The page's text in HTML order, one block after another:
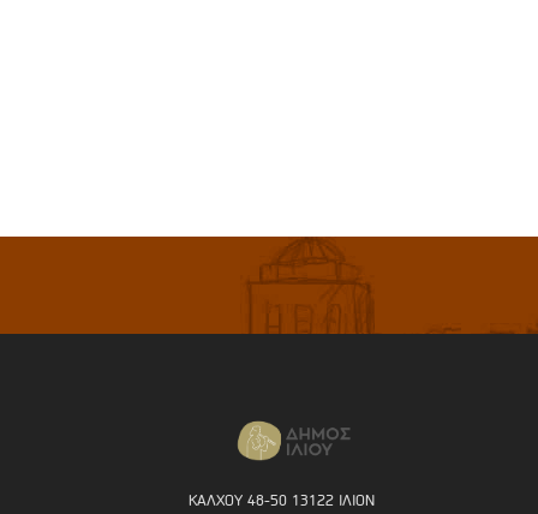
ΚΑΛΧΟΥ 48-50 13122 ΙΛΙΟΝ